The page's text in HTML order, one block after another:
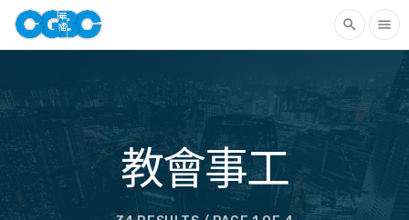
search menu
教會事工